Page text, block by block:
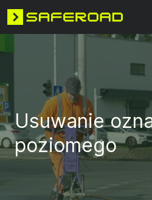
Usuwanie
poziomego